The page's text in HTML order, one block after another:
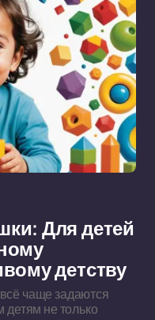
Для детей
детству
чаще задаются
детям не только